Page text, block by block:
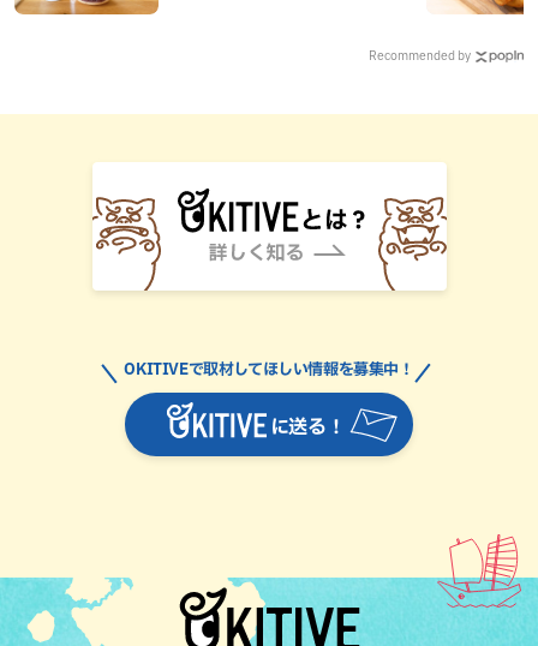
Recommended by
に送る！
OKITIVEで取材してほしい情報を募集中！